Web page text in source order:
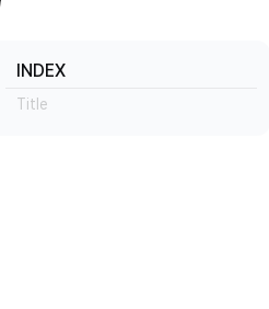
INDEX
Title